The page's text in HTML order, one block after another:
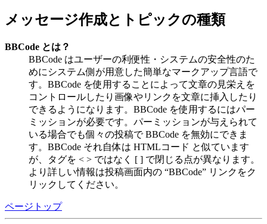
メッセージ作成とトピックの種類
BBCode とは？
BBCode はユーザーの利便性・システムの安全性のた
めにシステム側が用意した簡単なマークアップ言語で
す。BBCode を使用することによって文章の見栄えを
コントロールしたり画像やリンクを文章に挿入したり
できるようになります。BBCode を使用するにはパー
ミッションが必要です。パーミッションが与えられて
いる場合でも個々の投稿で BBCode を無効にできま
す。BBCode それ自体は HTMLコード と似ています
が、タグを < > ではなく [ ] で閉じる点が異なります。
より詳しい情報は投稿画面内の “BBCode” リンクをク
リックしてください。
ページトップ